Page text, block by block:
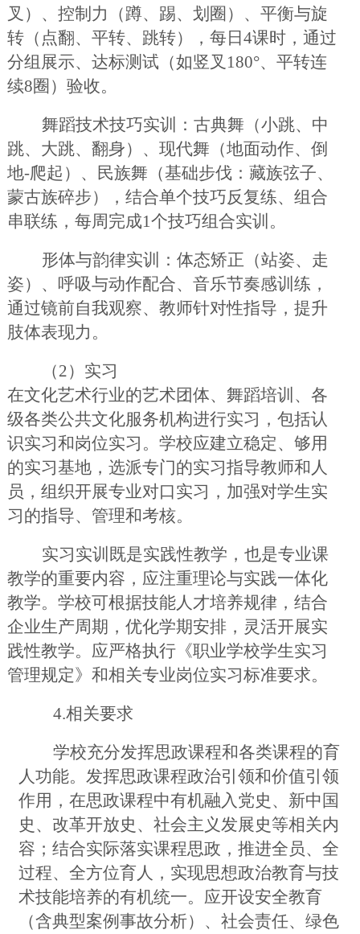
叉）、控制力（蹲、踢、划圈）、平衡与旋
转（点翻、平转、跳转），每日 4课时，通过
分组展示、达标测试（如竖叉180°、平转连
续8圈）验收。
舞蹈技术技巧实训：古典舞（小跳、中
跳、大跳、翻身）、现代舞（地面动作、倒
地-爬起）、民族舞（基础步伐：藏族弦子、
蒙古族碎步），结合单个技巧反复练、组合
串联练，每周完成1个技巧组合实训。
形体与韵律实训：体态矫正（站姿、走
姿）、呼吸与动作配合、音乐节奏感训练，
通过镜前自我观察、教师针对性指导，提升
肢体表现力。
（2）实习
在文化艺术行业的艺术团体、舞蹈培训、各
级各类公共文化服务机构进行实习，包括认
识实习和岗位实习。学校应建立稳定、够用
的实习基地，选派专门的实习指导教师和人
员，组织开展专业对口实习，加强对学生实
习的指导、管理和考核。
实习实训既是实践性教学，也是专业课
教学的重要内容，应注重理论与实践一体化
教学。学校可根据技能人才培养规律，结合
企业生产周期，优化学期安排，灵活开展实
践性教学。应严格执行《职业学校学生实习
管理规定》和相关专业岗位实习标准要求。
4.相关要求
学校充分发挥思政课程和各类课程的育
人功能。发挥思政课程政治引领和价值引领
作用，在思政课程中有机融入党史、新中国
史、改革开放史、社会主义发展史等相关内
容；结合实际落实课程思政，推进全员、全
过程、全方位育人，实现思想政治教育与技
术技能培养的有机统一。应开设安全教育
（含典型案例事故分析）、社会责任、绿色